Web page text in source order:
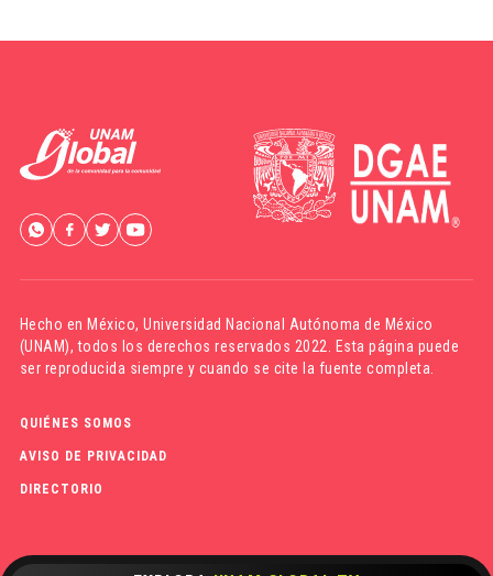
Hecho en México,Universidad Nacional Autónoma de México
(UNAM), todos los derechos reservados 2022. Esta página puede
ser reproducida siempre y cuando se cite la fuente completa.
QUIÉNES SOMOS
AVISO DE PRIVACIDAD
DIRECTORIO